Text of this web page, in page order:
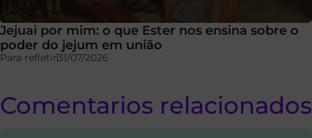
Jejuai por mim: o que Ester nos ensina sobre o
poder do jejum em união
Para refletir31/07/2026
Comentarios relacionados